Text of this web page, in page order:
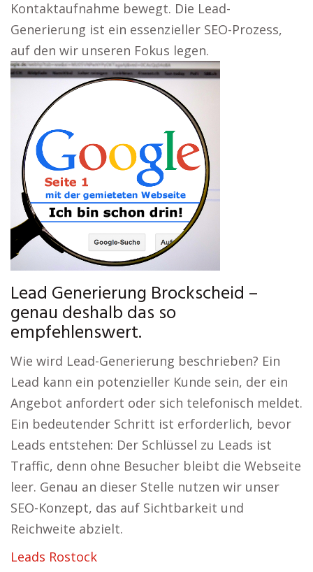
Kontaktaufnahme bewegt. Die Lead-
Generierung ist ein essenzieller SEO-Prozess,
auf den wir unseren Fokus legen.
Lead Generierung Brockscheid –
genau deshalb das so
empfehlenswert.
Wie wird Lead-Generierung beschrieben? Ein
Lead kann ein potenzieller Kunde sein, der ein
Angebot anfordert oder sich telefonisch meldet.
Ein bedeutender Schritt ist erforderlich, bevor
Leads entstehen: Der Schlüssel zu Leads ist
Traffic, denn ohne Besucher bleibt die Webseite
leer. Genau an dieser Stelle nutzen wir unser
SEO-Konzept, das auf Sichtbarkeit und
Reichweite abzielt.
Leads Rostock